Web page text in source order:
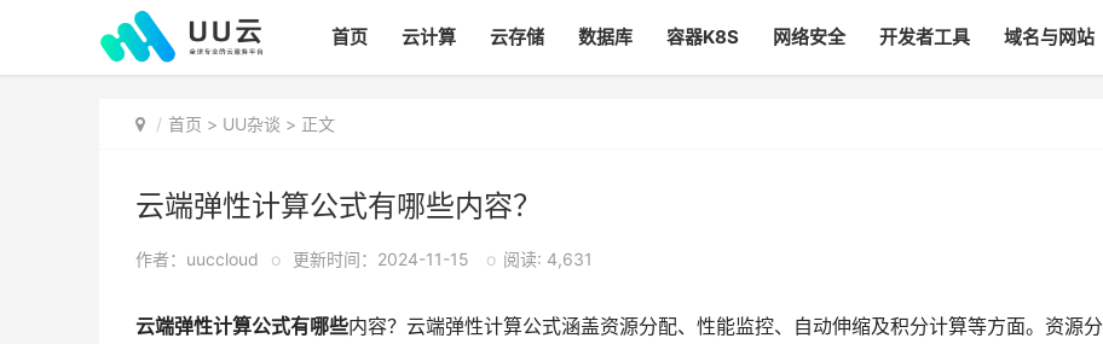
首页 云计算 云存储 数据库 容器K8S 网络安全 开发者工具 域名与网站
首页 > UU杂谈 > 正文
云端弹性计算公式有哪些内容？
作者：uuccloud o 更新时间：2024-11-15 o 阅读: 4,631
云端弹性计算公式有哪些内容？云端弹性计算公式涵盖资源分配、性能监控、自动伸缩及积分计算等方面。资源分